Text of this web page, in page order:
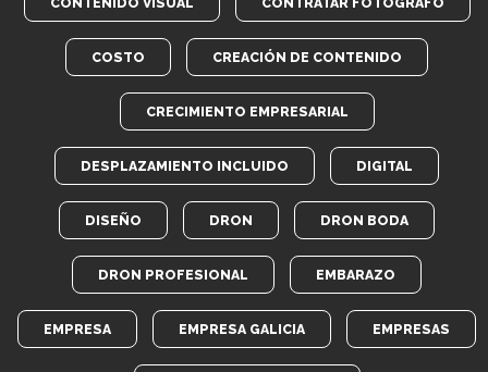
COSTO CREACIÓN DE CONTENIDO
CRECIMIENTO EMPRESARIAL
DESPLAZAMIENTO INCLUIDO DIGITAL
DISEÑO DRON DRON BODA
DRON PROFESIONAL EMBARAZO
EMPRESA EMPRESA GALICIA EMPRESAS